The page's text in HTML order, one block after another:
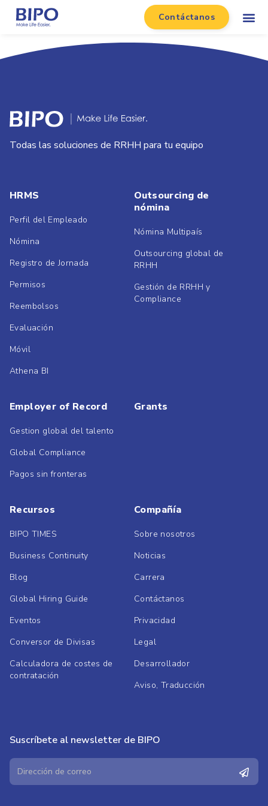
Contáctanos
Todas las soluciones de RRHH para tu equipo
HRMS
Perfil del Empleado
Nómina
Registro de Jornada
Permisos
Reembolsos
Evaluación
Móvil
Athena BI
Outsourcing de
nómina
Nómina Multipaís
Outsourcing global de
RRHH
Gestión de RRHH y
Compliance
Employer of Record
Gestion global del talento
Global Compliance
Pagos sin fronteras
Grants
Recursos
BIPO TIMES
Business Continuity
Blog
Global Hiring Guide
Eventos
Conversor de Divisas
Calculadora de costes de
contratación
Compañía
Sobre nosotros
Noticias
Carrera
Contáctanos
Privacidad
Legal
Desarrollador
Aviso, Traducción
Suscríbete al newsletter de BIPO